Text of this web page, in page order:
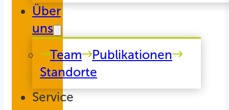
Über
uns
Team
Publikationen
Standorte
Service